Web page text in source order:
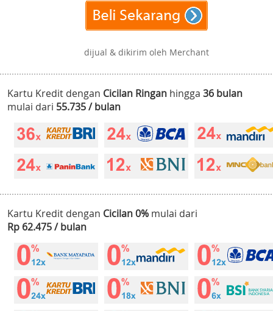
dijual & dikirim oleh Merchant
Kartu Kredit dengan Cicilan Ringan hingga 36 bulan
mulai dari 55.735 / bulan
Kartu Kredit dengan Cicilan 0% mulai dari
Rp 62.475 / bulan